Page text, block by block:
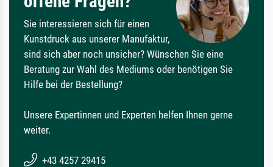
Sie interessieren sich für einen
Kunstdruck aus unserer Manufaktur,
sind sich aber noch unsicher? Wünschen Sie eine
Beratung zur Wahl des Mediums oder benötigen Sie
Hilfe bei der Bestellung?
Unsere Expertinnen und Experten helfen Ihnen gerne
weiter.
+43 4257 29415